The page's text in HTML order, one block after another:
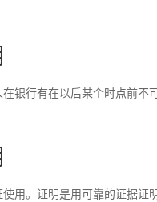
银行有在以后某个时点前
用。证明是用可靠的证据